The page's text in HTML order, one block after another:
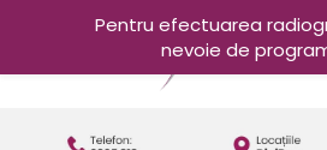
Pentru efectuarea
nevoie de